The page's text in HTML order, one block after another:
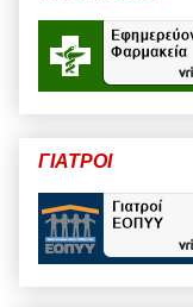
ΓΙΑΤΡΟΙ